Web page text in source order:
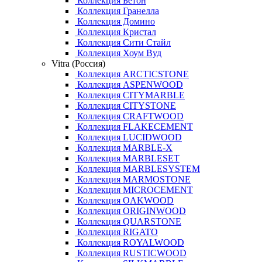
Коллекция Гранелла
Коллекция Домино
Коллекция Кристал
Коллекция Сити Стайл
Коллекция Хоум Вуд
Vitra (Россия)
Коллекция ARCTICSTONE
Коллекция ASPENWOOD
Коллекция CITYMARBLE
Коллекция CITYSTONE
Коллекция CRAFTWOOD
Коллекция FLAKECEMENT
Коллекция LUCIDWOOD
Коллекция MARBLE-X
Коллекция MARBLESET
Коллекция MARBLESYSTEM
Коллекция MARMOSTONE
Коллекция MICROCEMENT
Коллекция OAKWOOD
Коллекция ORIGINWOOD
Коллекция QUARSTONE
Коллекция RIGATO
Коллекция ROYALWOOD
Коллекция RUSTICWOOD